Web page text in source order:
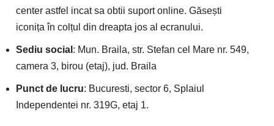
center astfel incat sa obtii suport online. Găsești
iconița în colțul din dreapta jos al ecranului.
Sediu social : Mun. Braila, str. Stefan cel Mare nr. 549,
camera 3, birou (etaj), jud. Braila
Punct de lucru: Bucuresti, sector 6, Splaiul
Independentei nr. 319G, etaj 1.